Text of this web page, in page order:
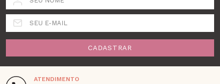
SEU E-MAIL
CADASTRAR
ATENDIMENTO